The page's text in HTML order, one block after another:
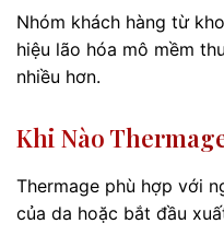
Nhóm khách hàng từ
hiệu lão hóa mô mềm
nhiều hơn.
Khi Nào
Thermage phù hợp với
của da hoặc bắt đầu